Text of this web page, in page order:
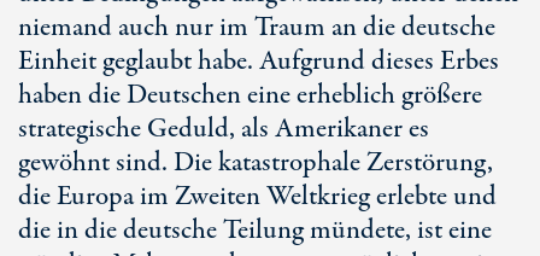
niemand auch nur im Traum an die deutsche
Einheit geglaubt habe. Aufgrund dieses Erbes
haben die Deutschen eine erheblich größere
strategische Geduld, als Amerikaner es
gewöhnt sind. Die katastrophale Zerstörung,
die Europa im Zweiten Weltkrieg erlebte und
die in die deutsche Teilung mündete, ist eine